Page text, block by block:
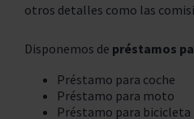
otros detalles como las
Disponemos de préstamos
Préstamo para coche
Préstamo para moto
Préstamo para bicicleta